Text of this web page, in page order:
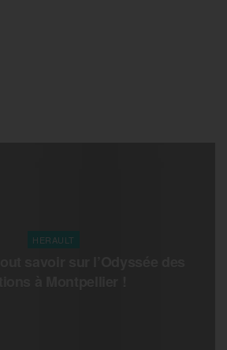
HERAULT